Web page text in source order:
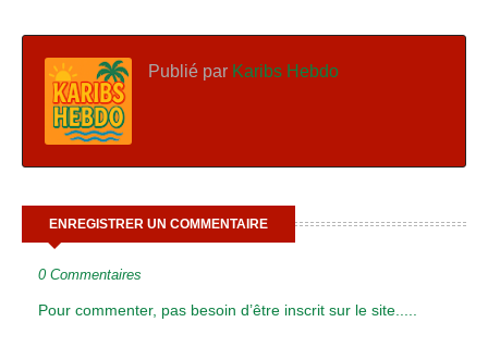
Publié par Karibs Hebdo
ENREGISTRER UN COMMENTAIRE
0 Commentaires
Pour commenter, pas besoin d’être inscrit sur le site.....